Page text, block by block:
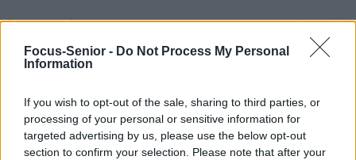
Focus-Senior - Do Not Process My Personal
Information
If you wish to opt-out of the sale, sharing to third parties, or
processing of your personal or sensitive information for
targeted advertising by us, please use the below opt-out
section to confirm your selection. Please note that after your
Previous article
Canicule et départ en
vacances : comment éviter
Next article
Canicule : les astuces pour
trouver le sommeil malgré